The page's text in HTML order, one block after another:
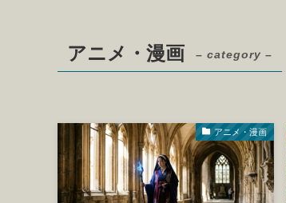
アニメ・漫画 – category –
アニメ・漫画